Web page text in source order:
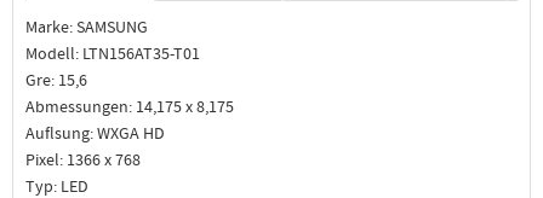
Marke: SAMSUNG
Modell: LTN156AT35-T01
Gre: 15,6
Abmessungen: 14,175 x 8,175
Auflsung: WXGA HD
Pixel: 1366 x 768
Typ: LED